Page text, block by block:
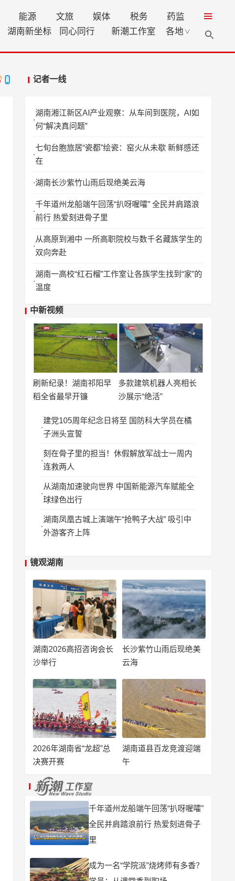
能源 文旅 娱体 税务
药监
湖南新坐标 同心同行 新潮工作室 各地 ∨
记者一线
湖南湘江新区AI产业观察：从车间到医院，AI如
何“解决真问题”
七旬台胞旅居“瓷都”绘瓷：窑火从未歇 新鲜感还
在
湖南长沙紫竹山雨后现绝美云海
千年道州龙船端午回荡“扒呀喔嚯” 全民并肩踏浪
前行 热爱刻进骨子里
从高原到湘中 一所高职院校与数千名藏族学生的
双向奔赴
湖南一高校“红石榴”工作室让各族学生找到“家”的
温度
中新视频
刷新纪录！湖南祁阳早
稻全省最早开镰
多款建筑机器人亮相长
沙展示“绝活”
建党105周年纪念日将至 国防科大学员在橘
子洲头宣誓
刻在骨子里的担当！休假解放军战士一周内
连救两人
从湖南加速驶向世界 中国新能源汽车赋能全
球绿色出行
湖南凤凰古城上演端午“抢鸭子大战” 吸引中
外游客齐上阵
镜观湖南
湖南2026高招咨询会长
沙举行
长沙紫竹山雨后现绝美
云海
2026年湖南省“龙超”总
决赛开赛
湖南道县百龙竞渡迎端
午
千年道州龙船端午回荡“扒呀喔嚯”
全民并肩踏浪前行 热爱刻进骨子
里
成为一名“学院派”烧烤师有多香？